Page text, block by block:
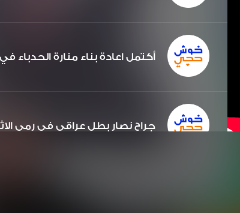
أكتمل اعادة بناء منارة الحدباء
جراح نصار بطل عراقي في رمي